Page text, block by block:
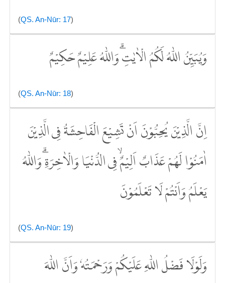
(QS. An-Nūr: 17)
وَيُبَيِّنُ اللّٰهُ لَكُمُ الْاٰيٰتِۗ وَاللّٰهُ عَلِيْمٌ حَكِيْمٌ
(QS. An-Nūr: 18)
اِنَّ الَّذِيْنَ يُحِبُّوْنَ اَنْ تَشِيْعَ الْفَاحِشَةُ فِى الَّذِيْنَ
اٰمَنُوْا لَهُمْ عَذَابٌ اَلِيْمٌۙ فِى الدُّنْيَا وَالْاٰخِرَةِۗ وَاللّٰهُ
يَعْلَمُ وَاَنْتُمْ لَا تَعْلَمُوْنَ
(QS. An-Nūr: 19)
وَلَوْلَا فَضْلُ اللّٰهِ عَلَيْكُمْ وَرَحْمَتُهٗ وَاَنَّ اللّٰهَ